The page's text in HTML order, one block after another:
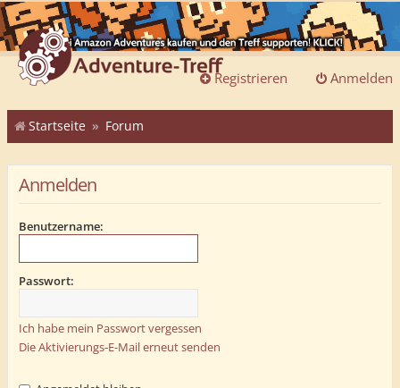
Anmelden
Registrieren
Startseite Forum
Anmelden
Benutzername:
Passwort:
Ich habe mein Passwort vergessen
Die Aktivierungs-E-Mail erneut senden